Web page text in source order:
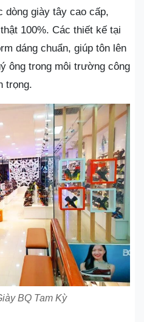
dòng giày tây cao cấp,
100%. Các thiết kế tại
dáng chuẩn, giúp tôn lên
ông trong môi trường công
trọng.
BQ Tam Kỳ